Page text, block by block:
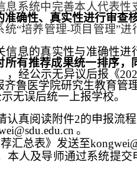
系统中完善本人代表性
确性、真实性进行审查
统“培养管理-项目管理”进
息的真实性与准确性进
所有推荐成果统一排序，
，经公示无异议后报《
鲁医学院研究生教育管理
无误后统一上报学校。
认真阅读附件2的申报流
@sdu.edu.cn 。
汇总表》发送至kongwei
本人及导师通过系统提交